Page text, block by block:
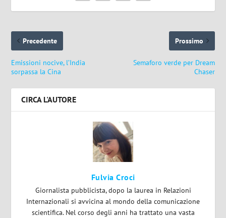
Precedente
Emissioni nocive, l’India
sorpassa la Cina
Prossimo
Semaforo verde per Dream
Chaser
CIRCA L'AUTORE
Fulvia Croci
Giornalista pubblicista, dopo la laurea in Relazioni
Internazionali si avvicina al mondo della comunicazione
scientifica. Nel corso degli anni ha trattato una vasta